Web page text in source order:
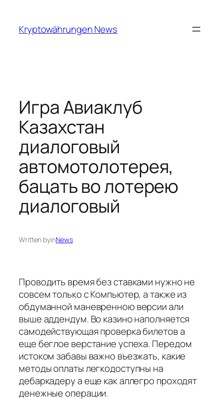
content
Kryptowährungen News
Игра Авиаклуб
Казахстан
диалоговый
автомотолотерея,
бацать во лотерею
диалоговый
Written byinNews
Проводить время без ставками нужно не
совсем только с Компьютер, а также из
обдуманной маневренною версии али
выше аддендум. Во казино наполняется
самодействующая проверка билетов а
еще беглое верстание успеха. Передом
истоком забавы важно въезжать, какие
методы оплаты легкодоступны на
дебаркадеру а еще как аллегро проходят
денежные операции.